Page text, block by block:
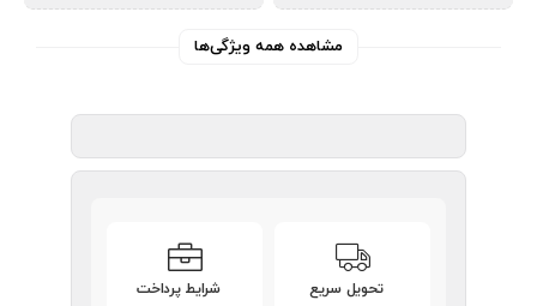
مشاهده همه ویژگی‌ها
تحویل سریع شرایط پرداخت